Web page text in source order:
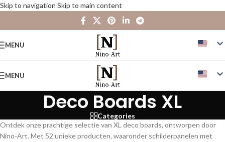
Skip to navigation Skip to main content
MENU
MENU
Deco Boards XL
Categories
Ontdek onze prachtige selectie van XL deco boards, ontworpen door
Nino-Art. Met 52 unieke producten, waaronder schilderpanelen met